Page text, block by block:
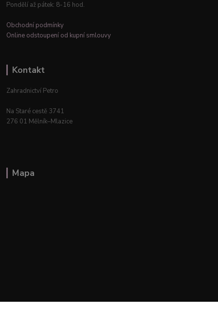
Pondělí až pátek: 8-16 hod.
Obchodní podmínky
Online odstoupení od kupní smlouvy
Kontakt
Zahradnictví Petro
Na Staré cestě 3741
276 01 Mělník–Mlazice
Mapa